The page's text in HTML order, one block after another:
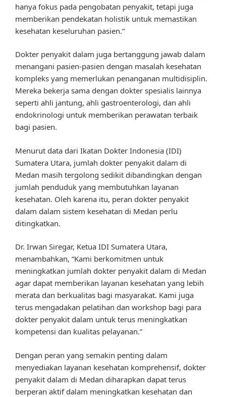
hanya fokus pada pengobatan penyakit, tetapi juga
memberikan pendekatan holistik untuk memastikan
kesehatan keseluruhan pasien.”
Dokter penyakit dalam juga bertanggung jawab dalam
menangani pasien-pasien dengan masalah kesehatan
kompleks yang memerlukan penanganan multidisiplin.
Mereka bekerja sama dengan dokter spesialis lainnya
seperti ahli jantung, ahli gastroenterologi, dan ahli
endokrinologi untuk memberikan perawatan terbaik
bagi pasien.
Menurut data dari Ikatan Dokter Indonesia (IDI)
Sumatera Utara, jumlah dokter penyakit dalam di
Medan masih tergolong sedikit dibandingkan dengan
jumlah penduduk yang membutuhkan layanan
kesehatan. Oleh karena itu, peran dokter penyakit
dalam dalam sistem kesehatan di Medan perlu
ditingkatkan.
Dr. Irwan Siregar, Ketua IDI Sumatera Utara,
menambahkan, “Kami berkomitmen untuk
meningkatkan jumlah dokter penyakit dalam di Medan
agar dapat memberikan layanan kesehatan yang lebih
merata dan berkualitas bagi masyarakat. Kami juga
terus mengadakan pelatihan dan workshop bagi para
dokter penyakit dalam untuk terus meningkatkan
kompetensi dan kualitas pelayanan.”
Dengan peran yang semakin penting dalam
menyediakan layanan kesehatan komprehensif, dokter
penyakit dalam di Medan diharapkan dapat terus
berperan aktif dalam meningkatkan kesehatan dan